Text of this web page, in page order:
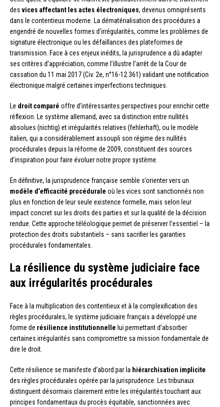
des vices affectant les actes électroniques, devenus omniprésents
dans le contentieux moderne. La dématérialisation des procédures a
engendré de nouvelles formes d’irrégularités, comme les problèmes de
signature électronique ou les défaillances des plateformes de
transmission. Face à ces enjeux inédits, la jurisprudence a dû adapter
ses critères d’appréciation, comme l’illustre l’arrêt de la Cour de
cassation du 11 mai 2017 (Civ. 2e, n°16-12.361) validant une notification
électronique malgré certaines imperfections techniques.
Le droit comparé offre d’intéressantes perspectives pour enrichir cette
réflexion. Le système allemand, avec sa distinction entre nullités
absolues (nichtig) et irrégularités relatives (fehlerhaft), ou le modèle
italien, qui a considérablement assoupli son régime des nullités
procédurales depuis la réforme de 2009, constituent des sources
d’inspiration pour faire évoluer notre propre système.
En définitive, la jurisprudence française semble s’orienter vers un
modèle d’efficacité procédurale où les vices sont sanctionnés non
plus en fonction de leur seule existence formelle, mais selon leur
impact concret sur les droits des parties et sur la qualité de la décision
rendue. Cette approche téléologique permet de préserver l’essentiel – la
protection des droits substantiels – sans sacrifier les garanties
procédurales fondamentales.
La résilience du système judiciaire face
aux irrégularités procédurales
Face à la multiplication des contentieux et à la complexification des
règles procédurales, le système judiciaire français a développé une
forme de résilience institutionnelle lui permettant d’absorber
certaines irrégularités sans compromettre sa mission fondamentale de
dire le droit.
Cette résilience se manifeste d’abord par la hiérarchisation implicite
des règles procédurales opérée par la jurisprudence. Les tribunaux
distinguent désormais clairement entre les irrégularités touchant aux
principes fondamentaux du procès équitable, sanctionnées avec